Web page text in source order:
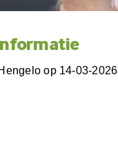
op 14-03-2026